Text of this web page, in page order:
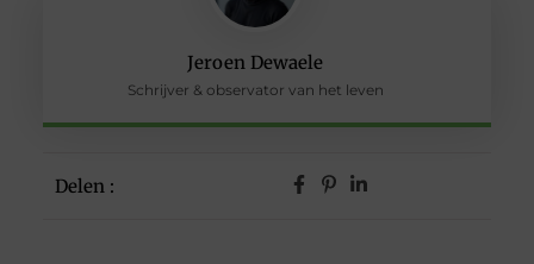
Jeroen Dewaele
Schrijver & observator van het leven
Delen :